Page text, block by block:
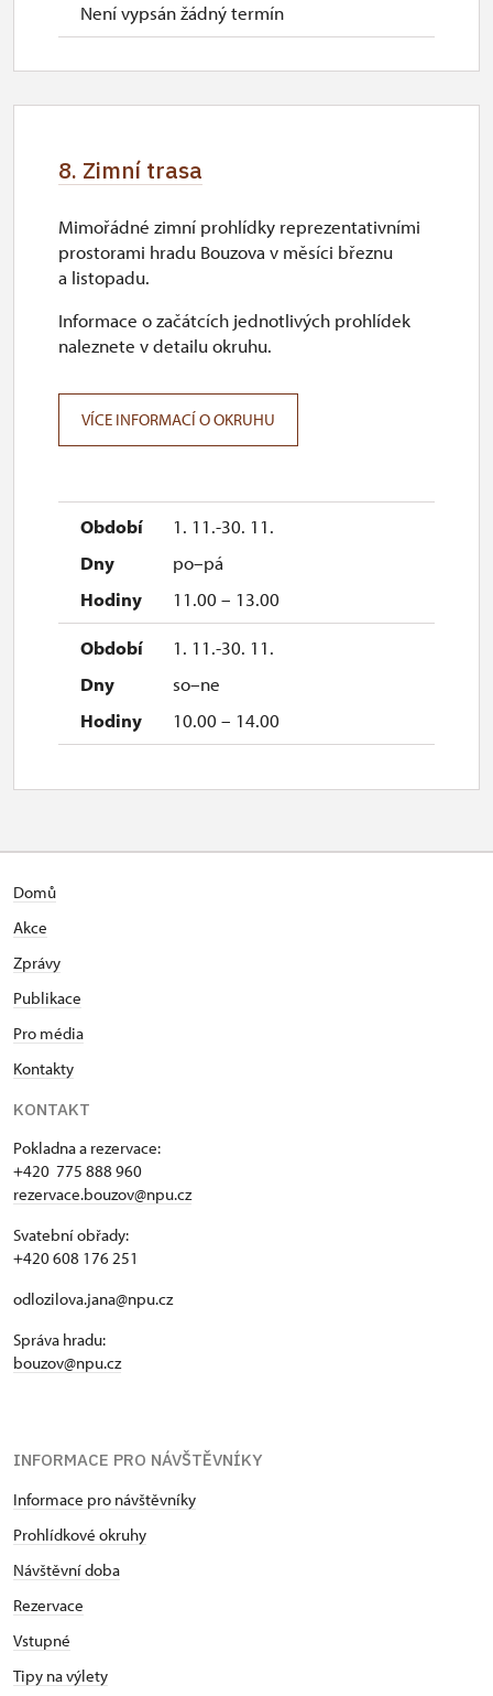
Není vypsán žádný termín
8. Zimní trasa
1. 11.-30. 11.
po–pá
11.00 – 13.00
1. 11.-30. 11.
so–ne
10.00 – 14.00
Mimořádné zimní prohlídky reprezentativními
prostorami hradu Bouzova v měsíci březnu
a listopadu.
Informace o začátcích jednotlivých prohlídek
naleznete v detailu okruhu.
VÍCE INFORMACÍ O OKRUHU
Domů
Akce
Zprávy
Publikace
Pro média
Kontakty
KONTAKT
Pokladna a rezervace:
+420 775 888 960
rezervace.bouzov@npu.cz
Svatební obřady:
+420 608 176 251
odlozilova.jana@npu.cz
Správa hradu:
bouzov@npu.cz
INFORMACE PRO NÁVŠTĚVNÍKY
Informace pro návštěvníky
Prohlídkové okruhy
Návštěvní doba
Rezervace
Vstupné
Tipy na výlety